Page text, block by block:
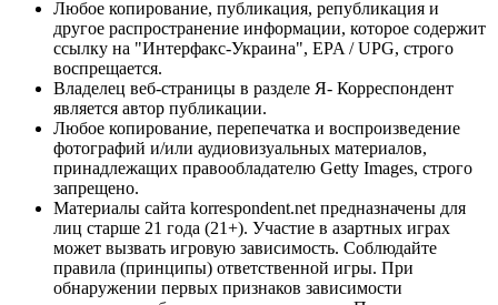
Любое копирование, публикация, републикация и
другое распространение информации, которое содержит
ссылку на "Интерфакс-Украина", EPA / UPG, строго
воспрещается.
Владелец веб-страницы в разделе Я- Корреспондент
является автор публикации.
Любое копирование, перепечатка и воспроизведение
фотографий и/или аудиовизуальных материалов,
принадлежащих правообладателю Getty Images, строго
запрещено.
Материалы сайта korrespondent.net предназначены для
лиц старше 21 года (21+). Участие в азартных играх
может вызвать игровую зависимость. Соблюдайте
правила (принципы) ответственной игры. При
обнаружении первых признаков зависимости